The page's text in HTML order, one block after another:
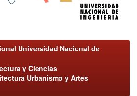
Universidad Nacional de
y Ciencias
Urbanismo y Artes